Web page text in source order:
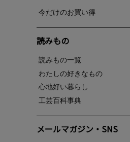
今だけのお買い得
読みもの
読みもの一覧
わたしの好きなもの
心地好い暮らし
工芸百科事典
メールマガジン・SNS